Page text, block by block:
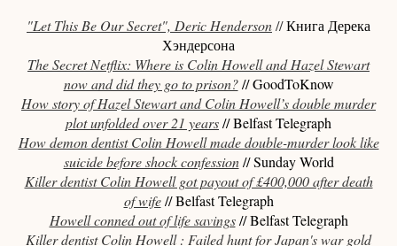
"Let This Be Our Secret", Deric Henderson//Книга Дерека
Хэндерсона
The Secret Netflix: Where is Colin Howell and Hazel Stewart
now and did they go to prison?// GoodToKnow
How story of Hazel Stewart and Colin Howell’s double murder
plot unfolded over 21 years// Belfast Telegraph
How demon dentist Colin Howell made double-murder look like
suicide before shock confession // Sunday World
Killer dentist Colin Howell got payout of £400,000 after death
of wife // Belfast Telegraph
Howell conned out of life savings // Belfast Telegraph
Killer dentist Colin Howell : Failed hunt for Japan's war gold